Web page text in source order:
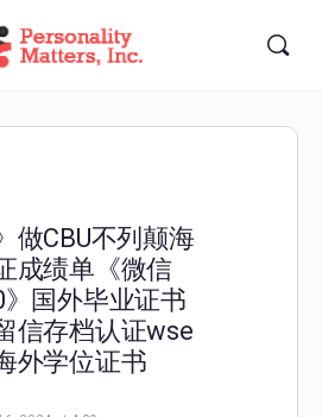
做CBU不列颠海
成绩单《微信
》国外毕业证书
信存档认证wse
外学位证书